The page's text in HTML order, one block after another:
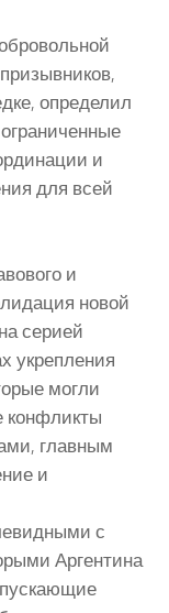
определил
и
для всей
и
новой
серией
укрепления
могли
конфликты
главным
и
с
Аргентина